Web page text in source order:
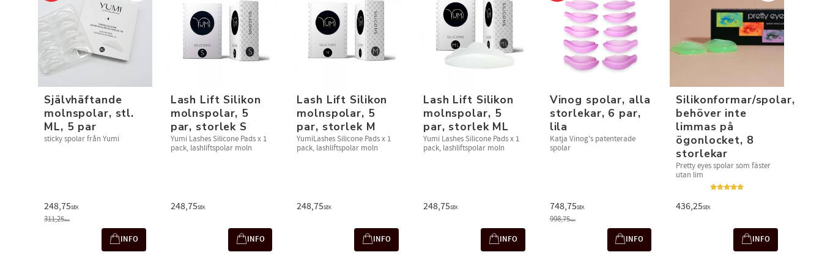
Självhäftande
molnspolar, stl.
ML, 5 par
sticky spolar från Yumi
248,75SEK
311,25SEK
INFO
​Lash Lift Silikon
molnspolar, 5
par, storlek S
Yumi Lashes Silicone Pads x 1
pack, lashliftspolar moln​
248,75SEK
INFO
​​Lash Lift Silikon
molnspolar, 5
par, storlek M​
YumiLashes Silicone Pads x 1
pack, lashliftspolar moln​​​
248,75SEK
INFO
​Lash Lift Silikon
molnspolar, 5
par, storlek M​L
Yumi Lashes Silicone Pads x 1
pack, lashliftspolar moln
248,75SEK
INFO
Vinog spolar, alla
storlekar, 6 par,
lila
Katja Vinog's patenterade
spolar
748,75SEK
998,75SEK
INFO
Silikonformar/spolar,
behöver inte
limmas på
ögonlocket, 8
storlekar
Pretty eyes spolar som fäster
utan lim
436,25SEK
INFO